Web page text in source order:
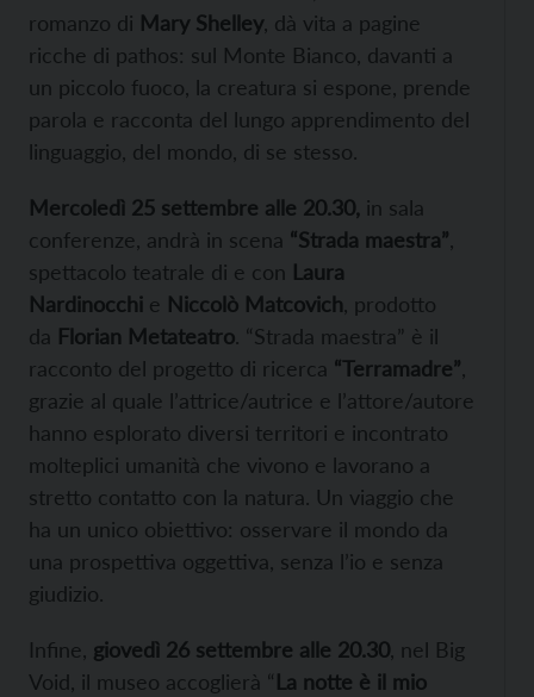
romanzo di Mary Shelley , dà vita a pagine
ricche di pathos: sul Monte Bianco, davanti a
un piccolo fuoco, la creatura si espone, prende
parola e racconta del lungo apprendimento del
linguaggio, del mondo, di se stesso.
Mercoledì 25 settembre alle 20.30, in sala
conferenze, andrà in scena “Strada maestra”
spettacolo teatrale di e con Laura
Nardinocchi e Niccolò Matcovich , prodotto
da Florian Metateatro. “Strada maestra” è il
racconto del progetto di ricerca “Terramadre”
grazie al quale l’attrice/autrice e l’attore/autore
hanno esplorato diversi territori e incontrato
molteplici umanità che vivono e lavorano a
stretto contatto con la natura. Un viaggio che
ha un unico obiettivo: osservare il mondo da
una prospettiva oggettiva, senza l’io e senza
giudizio.
Infine, giovedì 26 settembre alle 20.30 , nel Big
Void, il museo accoglierà “La notte è il mio